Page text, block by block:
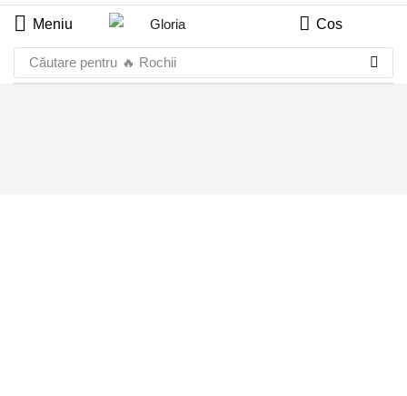
Meniu Cos
Căutare pentru 🔥 Rochii